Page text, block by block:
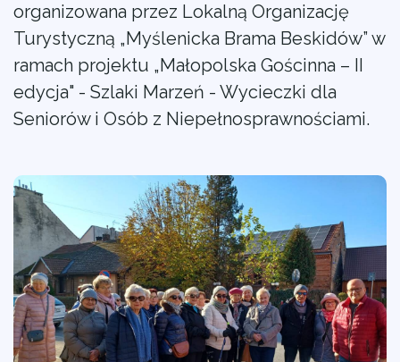
organizowana przez Lokalną Organizację
Turystyczną „Myślenicka Brama Beskidów” w
ramach projektu „Małopolska Gościnna – II
edycja" - Szlaki Marzeń - Wycieczki dla
Seniorów i Osób z Niepełnosprawnościami.